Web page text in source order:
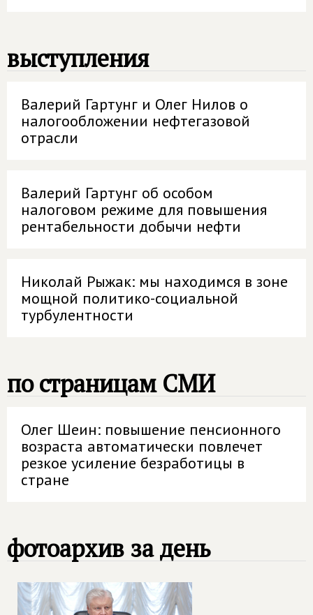
выступления
Валерий Гартунг и Олег Нилов о
налогообложении нефтегазовой
отрасли
Валерий Гартунг об особом
налоговом режиме для повышения
рентабельности добычи нефти
Николай Рыжак: мы находимся в зоне
мощной политико-социальной
турбулентности
по страницам СМИ
Олег Шеин: повышение пенсионного
возраста автоматически повлечет
резкое усиление безработицы в
стране
фотоархив за день